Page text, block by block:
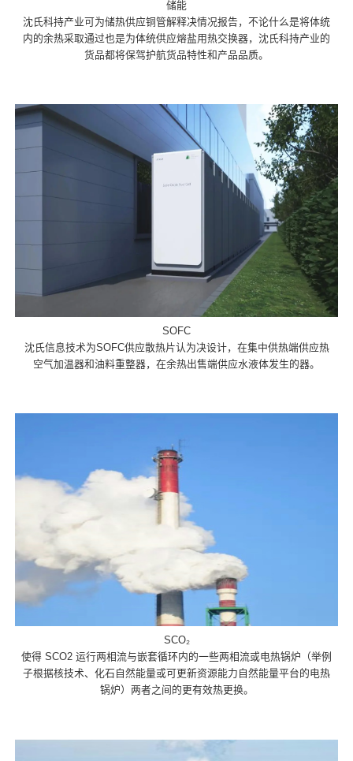
储能
沈氏科持产业可为储热供应铜管解释决情况报告，不论什么是将体统
内的余热采取通过也是为体统供应熔盐用热交换器，沈氏科持产业的
货品都将保驾护航货品特性和产品品质。
SOFC
沈氏信息技术为SOFC供应散热片认为决设计，在集中供热端供应热
空气加温器和油料重整器，在余热出售端供应水液体发生的器。
SCO₂
使得 SCO2 运行两相流与嵌套循环内的一些两相流或电热锅炉（举例
子根据核技术、化石自然能量或可更新资源能力自然能量平台的电热
锅炉）两者之间的更有效热更换。